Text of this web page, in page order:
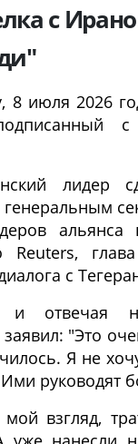
с
июля 2026
лидер
альянса
Reuters,
с
и
"Это
Я не
руководят
взгляд,